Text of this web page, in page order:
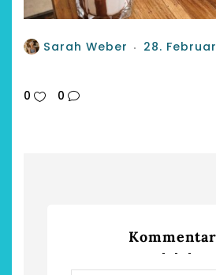
Sarah Weber 28.
0 0